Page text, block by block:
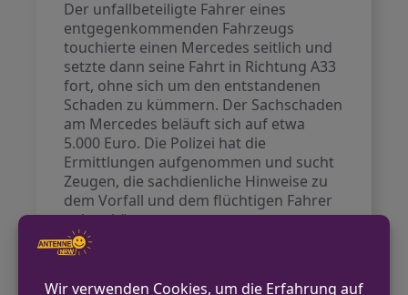
Der unfallbeteiligte Fahrer eines
entgegenkommenden Fahrzeugs
touchierte einen Mercedes seitlich und
setzte dann seine Fahrt in Richtung A33
fort, ohne sich um den entstandenen
Schaden zu kümmern. Der Sachschaden
am Mercedes beläuft sich auf etwa
5.000 Euro. Die Polizei hat die
Ermittlungen aufgenommen und sucht
Zeugen, die sachdienliche Hinweise zu
dem Vorfall und dem flüchtigen Fahrer
geben können.